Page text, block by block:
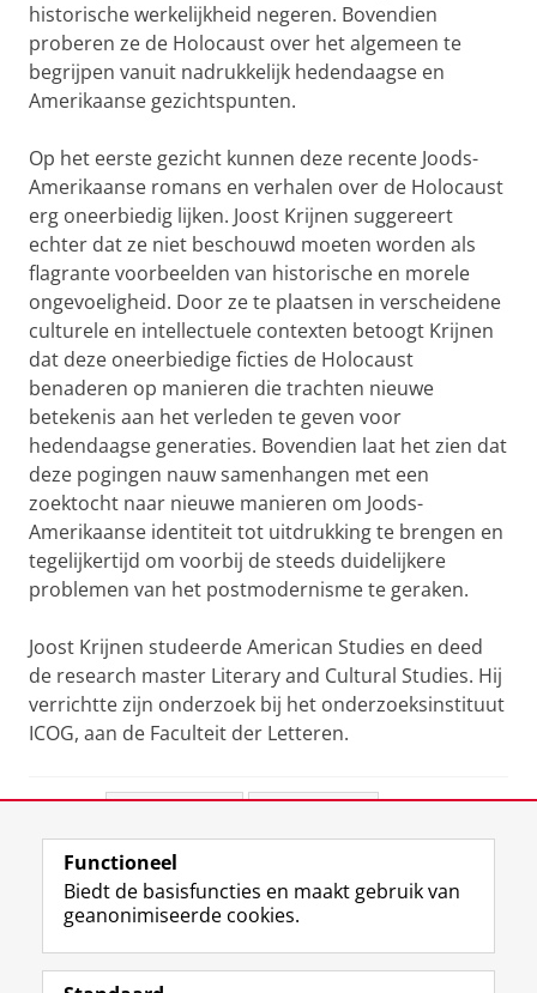
historische werkelijkheid negeren. Bovendien
proberen ze de Holocaust over het algemeen te
begrijpen vanuit nadrukkelijk hedendaagse en
Amerikaanse gezichtspunten.
Op het eerste gezicht kunnen deze recente Joods-
Amerikaanse romans en verhalen over de Holocaust
erg oneerbiedig lijken. Joost Krijnen suggereert
echter dat ze niet beschouwd moeten worden als
flagrante voorbeelden van historische en morele
ongevoeligheid. Door ze te plaatsen in verscheidene
culturele en intellectuele contexten betoogt Krijnen
dat deze oneerbiedige ficties de Holocaust
benaderen op manieren die trachten nieuwe
betekenis aan het verleden te geven voor
hedendaagse generaties. Bovendien laat het zien dat
deze pogingen nauw samenhangen met een
zoektocht naar nieuwe manieren om Joods-
Amerikaanse identiteit tot uitdrukking te brengen en
tegelijkertijd om voorbij de steeds duidelijkere
problemen van het postmodernisme te geraken.
Joost Krijnen studeerde American Studies en deed
de research master Literary and Cultural Studies. Hij
verrichtte zijn onderzoek bij het onderzoeksinstituut
ICOG, aan de Faculteit der Letteren.
View this page in:English
Volg de RUG
F
a
L
i
R
S
I
n
Y
o
Functioneel
Biedt de basisfuncties en maakt gebruik van
geanonimiseerde cookies.